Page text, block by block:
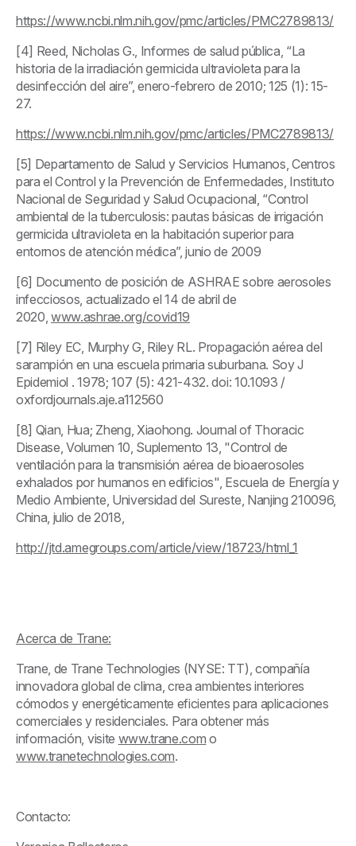
https://www.ncbi.nlm.nih.gov/pmc/articles/PMC2789813/
[4] Reed, Nicholas G., Informes de salud pública, “La
historia de la irradiación germicida ultravioleta para la
desinfección del aire”, enero-febrero de 2010; 125 (1): 15-
27.
https://www.ncbi.nlm.nih.gov/pmc/articles/PMC2789813/
[5] Departamento de Salud y Servicios Humanos, Centros
para el Control y la Prevención de Enfermedades, Instituto
Nacional de Seguridad y Salud Ocupacional, “Control
ambiental de la tuberculosis: pautas básicas de irrigación
germicida ultravioleta en la habitación superior para
entornos de atención médica”, junio de 2009
[6] Documento de posición de ASHRAE sobre aerosoles
infecciosos, actualizado el 14 de abril de
2020,www.ashrae.org/covid19
[7] Riley EC, Murphy G, Riley RL. Propagación aérea del
sarampión en una escuela primaria suburbana. Soy J
Epidemiol . 1978; 107 (5): 421-432. doi: 10.1093 /
oxfordjournals.aje.a112560
[8] Qian, Hua; Zheng, Xiaohong. Journal of Thoracic
Disease, Volumen 10, Suplemento 13, "Control de
ventilación para la transmisión aérea de bioaerosoles
exhalados por humanos en edificios", Escuela de Energía y
Medio Ambiente, Universidad del Sureste, Nanjing 210096,
China, julio de 2018,
http://jtd.amegroups.com/article/view/18723/html_1
Acerca de Trane:
Trane, de Trane Technologies (NYSE: TT), compañía
innovadora global de clima, crea ambientes interiores
cómodos y energéticamente eficientes para aplicaciones
comerciales y residenciales. Para obtener más
información, visite www.trane.com o
www.tranetechnologies.com.
Contacto: